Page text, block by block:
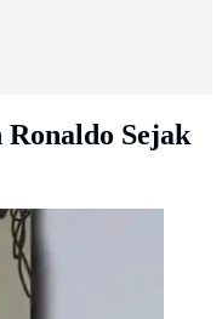
Sejak
Ronaldo (©